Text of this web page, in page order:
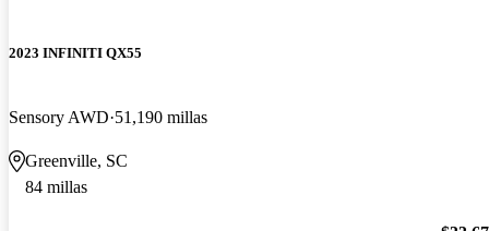
2023 INFINITI QX55
Sensory AWD 51,190 millas
Greenville, SC
84 millas